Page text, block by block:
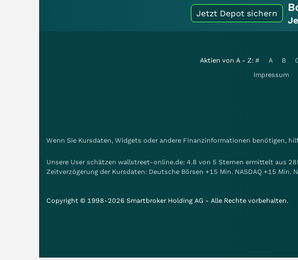
Jetzt Depot sichern
Aktien von A - Z: # A B
Impressum
Wenn Sie Kursdaten, Widgets oder andere Finanzinformationen benötigen,
Unsere User schätzen wallstreet-online.de: 4.8 von 5 Sternen ermittelt aus
Zeitverzögerung der Kursdaten: Deutsche Börsen +15 Min. NASDAQ +15 Min.
Copyright © 1998-2026 Smartbroker Holding AG - Alle Rechte vorbehalten.